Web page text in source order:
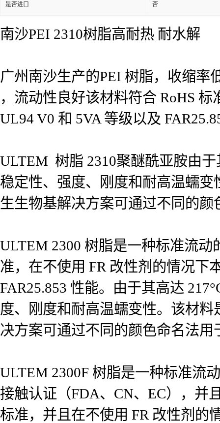
是否进口 否
南沙PEI 2310树脂高耐热 耐水解
广州南沙生产的PEI 树脂，收缩率
，流动性良好该材料符合 RoHS
UL94 V0 和 5VA 等级以及
ULTEM 树脂 2310聚醚酰亚胺由
稳定性、强度、刚度和耐高温蠕
生生物基解决方案可通过不同的
ULTEM 2300 树脂是一种标准流
准，在不使用 FR 改性剂的情况下
FAR25.853 性能。由于其高达
度、刚度和耐高温蠕变性。该材
决方案可通过不同的颜色命名法用
ULTEM 2300F 树脂是一种标准流
接触认证（FDA、CN、EC），并
标准，并且在不使用 FR 改性剂的